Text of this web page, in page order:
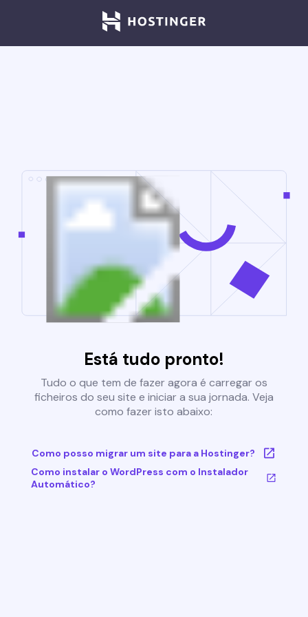
Está tudo pronto!
Tudo o que tem de fazer agora é carregar os
ficheiros do seu site e iniciar a sua jornada. Veja
como fazer isto abaixo:
Como posso migrar um site para a Hostinger?
Como instalar o WordPress com o Instalador
Automático?